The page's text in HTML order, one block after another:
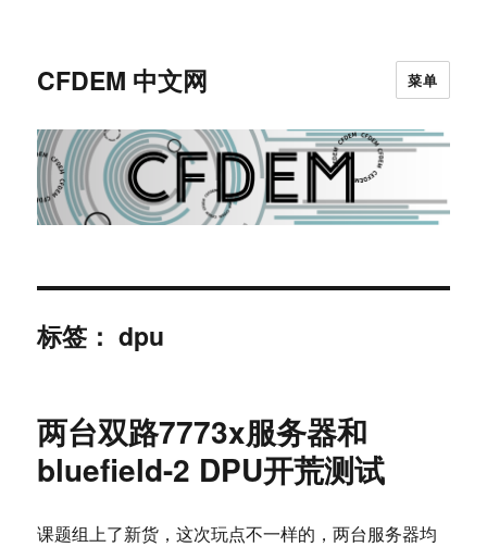
CFDEM 中文网 菜单
标签：dpu
两台双路7773x服务器和
bluefield-2 DPU开荒测试
课题组上了新货，这次玩点不一样的，两台服务器均